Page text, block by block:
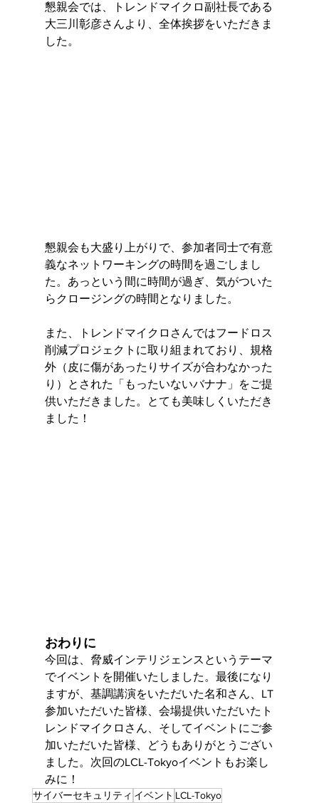
懇親会では、トレンドマイクロ副社長である
大三川彰彦さんより、全体挨拶をいただきま
した。
懇親会も大盛り上がりで、参加者同士で有意
義なネットワーキングの時間を過ごしまし
た。あっという間に時間が過ぎ、気がついた
らクロージングの時間となりました。
また、トレンドマイクロさんではフードロス
削減プロジェクトに取り組まれており、規格
外（皮に傷があったりサイズが合わなかった
り）とされた「もったいないバナナ」をご提
供いただきました。とても美味しくいただき
ました！
おわりに
今回は、脅威インテリジェンスというテーマ
でイベントを開催いたしました。最後になり
ますが、基調講演をいただいた名和さん、LT
参加いただいた皆様、会場提供いただいたト
レンドマイクロさん、そしてイベントにご参
加いただいた皆様、どうもありがとうござい
ました。次回のLCL-Tokyoイベントもお楽し
みに！
サイバーセキュリティ イベント LCL-Tokyo